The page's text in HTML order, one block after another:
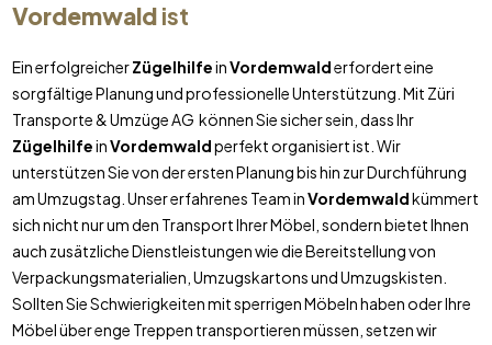
Vordemwaldist
Ein erfolgreicherZügelhilfeinVordemwalderfordert eine
sorgfältige Planung und professionelle Unterstützung. Mit Züri
Transporte & Umzüge AG können Sie sicher sein, dass Ihr
ZügelhilfeinVordemwaldperfekt organisiert ist. Wir
unterstützen Sie von der ersten Planung bis hin zur Durchführung
am Umzugstag. Unser erfahrenes Team inVordemwaldkümmert
sich nicht nur um den Transport Ihrer Möbel, sondern bietet Ihnen
auch zusätzliche Dienstleistungen wie die Bereitstellung von
Verpackungsmaterialien, Umzugskartons und Umzugskisten.
Sollten Sie Schwierigkeiten mit sperrigen Möbeln haben oder Ihre
Möbel über enge Treppen transportieren müssen, setzen wir